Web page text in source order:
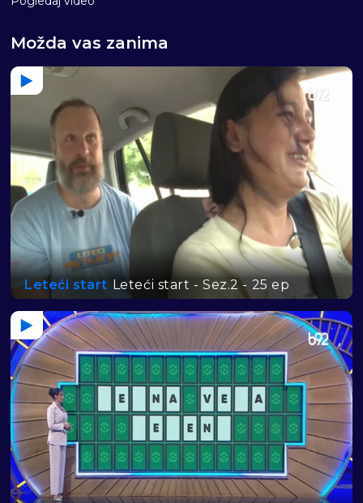
Možda vas zanima
Leteći start Leteći start - Sez.2 - 25 ep